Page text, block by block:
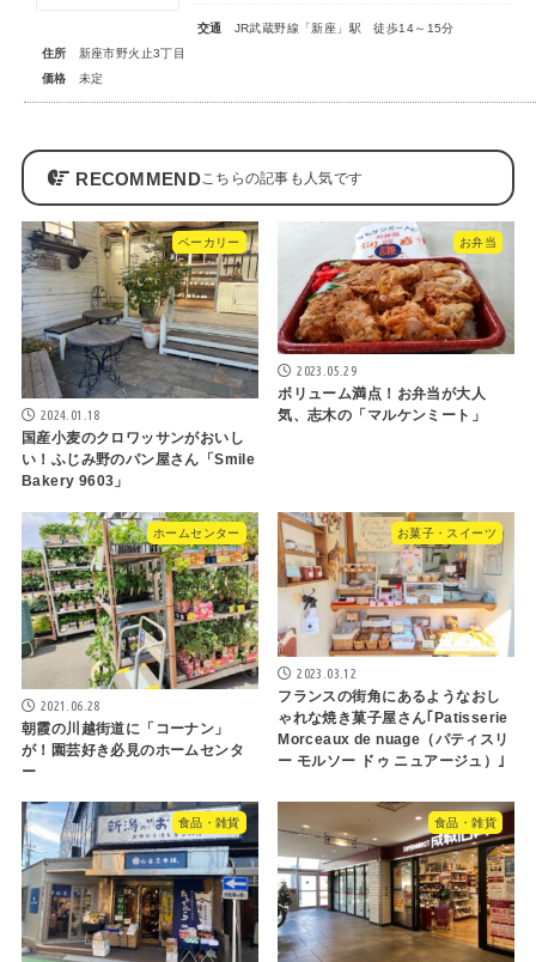
交通
JR武蔵野線「新座」駅 徒歩14～15分
住所
新座市野火止3丁目
価格
未定
RECOMMEND
ベーカリー
2024.01.18
国産小麦のクロワッサンがおいし
い！ふじみ野のパン屋さん「Smile
Bakery 9603」
お弁当
2023.05.29
ボリューム満点！お弁当が大人
気、志木の「マルケンミート」
ホームセンター
2021.06.28
朝霞の川越街道に「コーナン」
が！園芸好き必見のホームセンタ
ー
お菓子・スイーツ
2023.03.12
フランスの街角にあるようなおし
ゃれな焼き菓子屋さん｢Patisserie
Morceaux de nuage（パティスリ
ー モルソー ドゥ ニュアージュ）｣
食品・雑貨 食品・雑貨